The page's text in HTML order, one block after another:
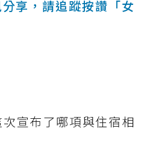
享，請追蹤按讚「女
宣布了哪項與住宿相